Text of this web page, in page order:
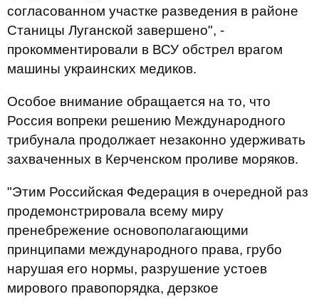
согласованном участке разведения в районе
Станицы Луганской завершено", -
прокомментировали в ВСУ обстрел врагом
машины украинских медиков.
Особое внимание обращается на то, что
Россия вопреки решению Международного
трибунала продолжает незаконно удерживать
захваченных в Керченском проливе моряков.
"Этим Российская Федерация в очередной раз
продемонстрировала всему миру
пренебрежение основополагающими
принципами международного права, грубо
нарушая его нормы, разрушение устоев
мирового правопорядка, дерзкое